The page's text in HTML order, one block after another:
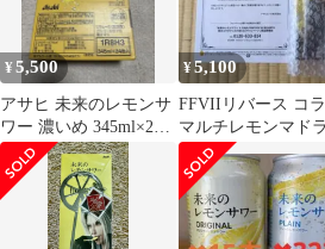
¥5,500
アサヒ 未来のレモンサ
ワー 濃いめ 345ml×24
缶入 チューハイ
¥5,100
FFVIIリバース コ
マルチレモンマド